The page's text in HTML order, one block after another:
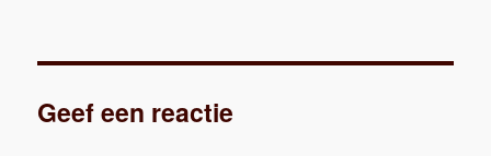
Geef een reactie